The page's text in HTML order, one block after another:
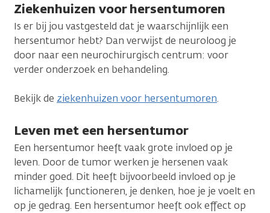
Ziekenhuizen voor hersentumoren
Is er bij jou vastgesteld dat je waarschijnlijk een
hersentumor hebt? Dan verwijst de neuroloog je
door naar een neurochirurgisch centrum: voor
verder onderzoek en behandeling.
Bekijk de ziekenhuizen voor hersentumoren.
Leven met een hersentumor
Een hersentumor heeft vaak grote invloed op je
leven. Door de tumor werken je hersenen vaak
minder goed. Dit heeft bijvoorbeeld invloed op je
lichamelijk functioneren, je denken, hoe je je voelt en
op je gedrag. Een hersentumor heeft ook effect op